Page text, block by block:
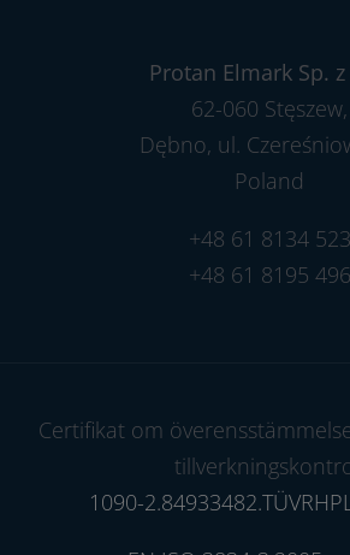
Protan Elmark Sp.
62-060 Stęszew,
Dębno, ul.
Poland
+48 61 8134 523
+48 61 8195 496
Certifikat om
1090-